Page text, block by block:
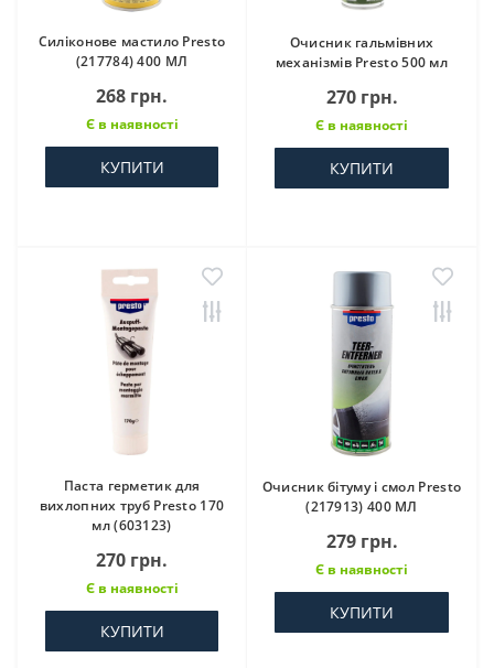
Силіконове мастило Presto
(217784) 400 МЛ
268 грн.
Є в наявності
КУПИТИ
Очисник гальмівних
механізмів Presto 500 мл
270 грн.
Є в наявності
КУПИТИ
Паста герметик для
вихлопних труб Presto 170
мл (603123)
270 грн.
Є в наявності
КУПИТИ
Очисник бітуму і смол Presto
(217913) 400 МЛ
279 грн.
Є в наявності
КУПИТИ